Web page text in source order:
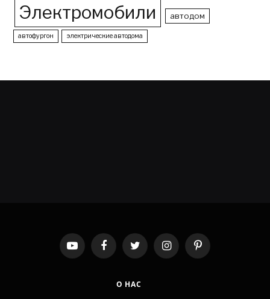
Электромобили автодом
автофургон электрические автодома
YouTubeFacebookTwitter InstagramPinterest
О НАС